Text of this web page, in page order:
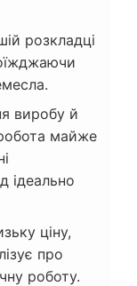
розкладці
виробу й
майже
ідеально
ціну,
про
роботу.